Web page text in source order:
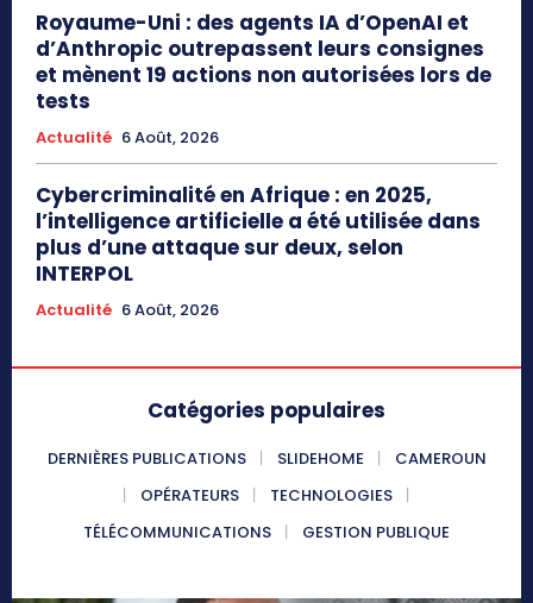
Royaume-Uni : des agents IA d’OpenAI et
d’Anthropic outrepassent leurs consignes
et mènent 19 actions non autorisées lors de
tests
Actualité 6 Août, 2026
Cybercriminalité en Afrique : en 2025,
l’intelligence artificielle a été utilisée dans
plus d’une attaque sur deux, selon
INTERPOL
Actualité 6 Août, 2026
Catégories populaires
DERNIÈRES PUBLICATIONS SLIDEHOME
CAMEROUN
OPÉRATEURS
TECHNOLOGIES
TÉLÉCOMMUNICATIONS
GESTION PUBLIQUE